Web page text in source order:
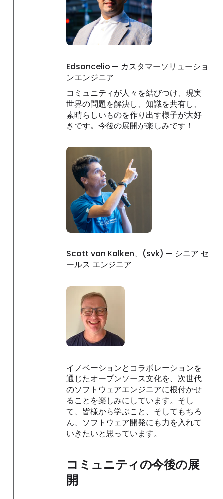
Edsoncelio — カスタマーソリューショ
ンエンジニア
コミュニティが人々を結びつけ、現実
世界の問題を解決し、知識を共有し、
素晴らしいものを作り出す様子が大好
きです。今後の展開が楽しみです！
Scott van Kalken、(svk) — シニア セ
ールス エンジニア
イノベーションとコラボレーションを
通じたオープンソース文化を、次世代
のソフトウェアエンジニアに根付かせ
ることを楽しみにしています。そし
て、皆様から学ぶこと、そしてもちろ
ん、ソフトウェア開発にも力を入れて
いきたいと思っています。
コミュニティの今後の展
開